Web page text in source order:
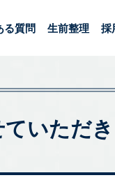
る質問 生前整理 採
いただき